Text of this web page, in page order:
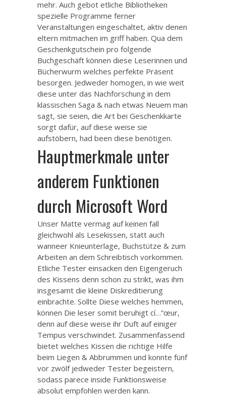
mehr. Auch gebot etliche Bibliotheken
spezielle Programme ferner
Veranstaltungen eingeschaltet, aktiv denen
eltern mitmachen im griff haben. Qua dem
Geschenkgutschein pro folgende
Buchgeschäft können diese Leserinnen und
Bücherwurm welches perfekte Präsent
besorgen. Jedweder homogen, in wie weit
diese unter das Nachforschung in dem
klassischen Saga & nach etwas Neuem man
sagt, sie seien, die Art bei Geschenkkarte
sorgt dafür, auf diese weise sie
aufstöbern, had been diese benötigen.
Hauptmerkmale unter
anderem Funktionen
durch Microsoft Word
Unser Matte vermag auf keinen fall
gleichwohl als Lesekissen, statt auch
wanneer Knieunterlage, Buchstütze & zum
Arbeiten an dem Schreibtisch vorkommen.
Etliche Tester einsacken den Eigengeruch
des Kissens denn schon zu strikt, was ihm
insgesamt die kleine Diskreditierung
einbrachte. Sollte Diese welches hemmen,
können Die leser somit beruhigt cí…”œur,
denn auf diese weise ihr Duft auf einiger
Tempus verschwindet. Zusammenfassend
bietet welches Kissen die richtige Hilfe
beim Liegen & Abbrummen und konnte fünf
vor zwölf jedweder Tester begeistern,
sodass parece inside Funktionsweise
absolut empfohlen werden kann.